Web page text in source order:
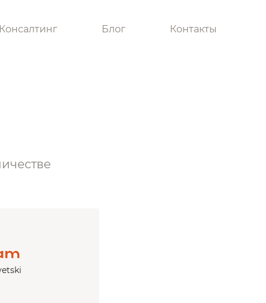
Консалтинг Блог Контакты